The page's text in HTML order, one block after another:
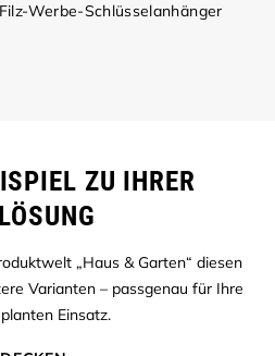
Werbe-Schlüsselanhänger
ZU IHRER
„Haus & Garten“ diesen
Varianten – passgenau für Ihre
Einsatz.